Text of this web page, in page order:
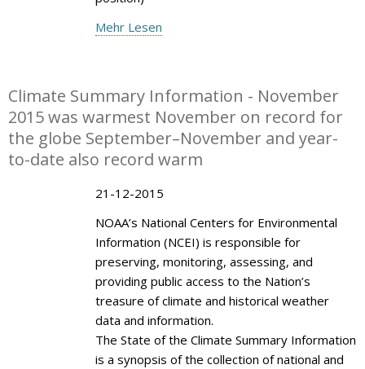
Mehr Lesen
Climate Summary Information - November
2015 was warmest November on record for
the globe September–November and year-
to-date also record warm
21-12-2015
NOAA’s National Centers for Environmental
Information (NCEI) is responsible for
preserving, monitoring, assessing, and
providing public access to the Nation’s
treasure of climate and historical weather
data and information.
The State of the Climate Summary Information
is a synopsis of the collection of national and